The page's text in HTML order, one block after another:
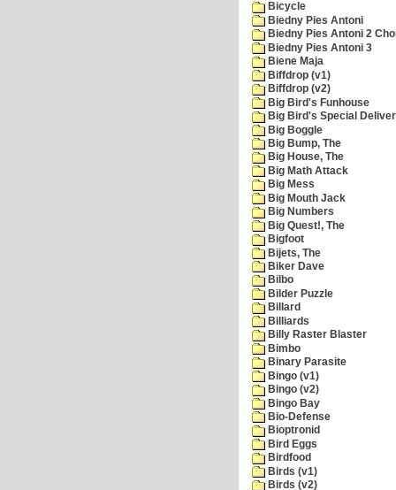
Bicycle
Biedny Pies Antoni
Biedny Pies Antoni 2
Biedny Pies Antoni 3
Biene Maja
Biffdrop (v1)
Biffdrop (v2)
Big Bird's Funhouse
Big Bird's Special
Big Boggle
Big Bump, The
Big House, The
Big Math Attack
Big Mess
Big Mouth Jack
Big Numbers
Big Quest!, The
Bigfoot
Bijets, The
Biker Dave
Bilbo
Bilder Puzzle
Billard
Billiards
Billy Raster Blaster
Bimbo
Binary Parasite
Bingo (v1)
Bingo (v2)
Bingo Bay
Bio-Defense
Bioptronid
Bird Eggs
Birdfood
Birds (v1)
Birds (v2)